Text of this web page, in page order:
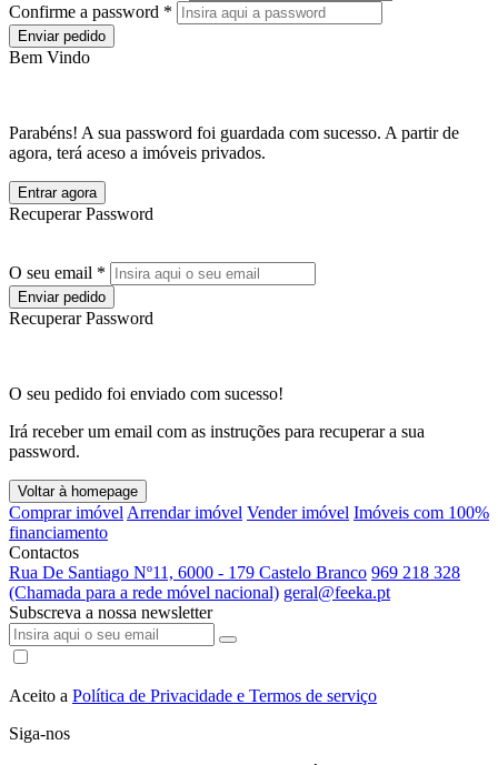
Confirme a password *
Enviar pedido
Bem Vindo
Parabéns! A sua password foi guardada com sucesso. A partir de
agora, terá aceso a imóveis privados.
Entrar agora
Recuperar Password
O seu email *
Enviar pedido
Recuperar Password
O seu pedido foi enviado com sucesso!
Irá receber um email com as instruções para recuperar a sua
password.
Voltar à homepage
Comprar imóvel Arrendar imóvel Vender imóvel Imóveis com 100%
financiamento
Contactos
Rua De Santiago Nº11, 6000 - 179 Castelo Branco 969 218 328
(Chamada para a rede móvel nacional) geral@feeka.pt
Subscreva a nossa newsletter
Aceito a Política de Privacidade e Termos de serviço
Siga-nos